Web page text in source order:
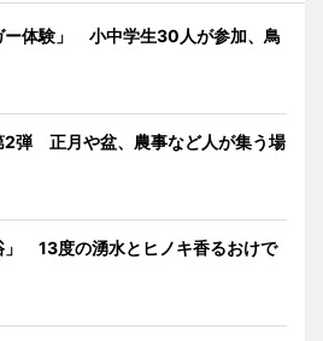
ー体験」 小中学生30人が参加、鳥
2弾 正月や盆、農事など人が集う場
」 13度の湧水とヒノキ香るおけで